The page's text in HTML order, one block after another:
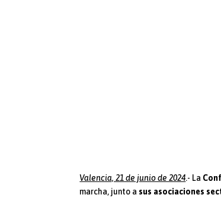
Valencia, 21 de junio de 2024.- La
marcha, junto a sus asociaciones